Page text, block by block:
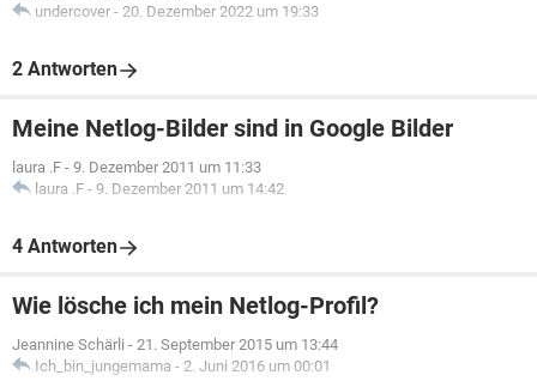
undercover - 20. Dezember 2022 um 19:33
2 Antworten
Meine Netlog-Bilder sind in Google Bilder
laura .F - 9. Dezember 2011 um 11:33
laura .F - 9. Dezember 2011 um 14:42
4 Antworten
Wie lösche ich mein Netlog-Profil?
Jeannine Schärli - 21. September 2015 um 13:44
Ich_bin_jungemama - 2. Juni 2016 um 00:01